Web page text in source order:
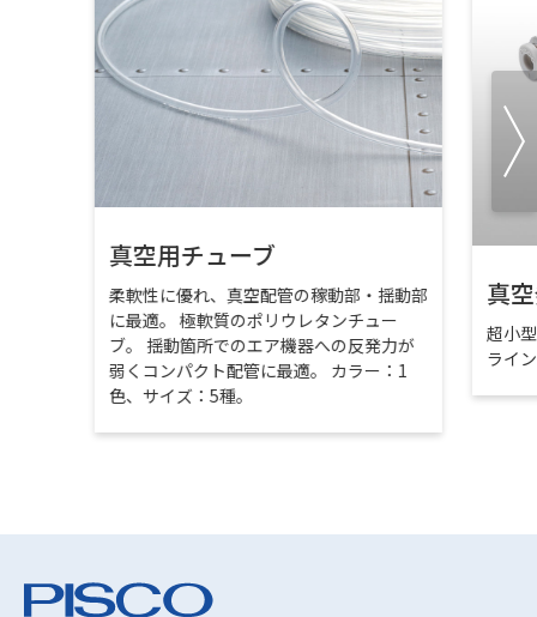
真空用チューブ
柔軟性に優れ、真空配管の稼動部・揺動部
に最適。 極軟質のポリウレタンチュー
ブ。 揺動箇所でのエア機器への反発力が
弱くコンパクト配管に最適。 カラー：1
色、サイズ：5種。
真
超小
ライ